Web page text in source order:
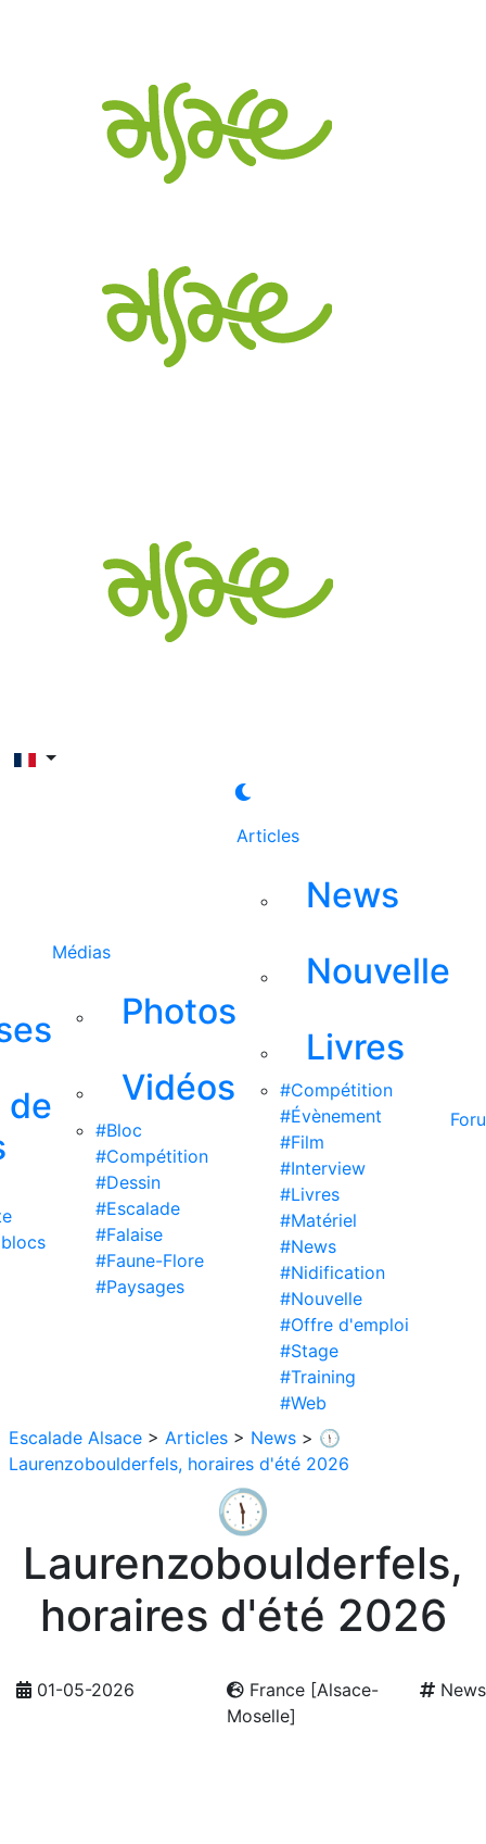
de
Médias
Photos
Vidéos
#Bloc
#Compétition
#Dessin
#Escalade
#Falaise
#Faune-Flore
#Paysages
Articles
News
Nouvelle
Livres
#Compétition
#Évènement
#Film
#Interview
#Livres
#Matériel
#News
#Nidification
#Nouvelle
#Offre d'emploi
#Stage
#Training
#Web
Escalade Alsace > Articles > News > 🕦
Laurenzoboulderfels, horaires d'été 2026
🕦
Laurenzoboulderfels,
horaires d'été 2026
01-05-2026
France [Alsace-
Moselle]
News